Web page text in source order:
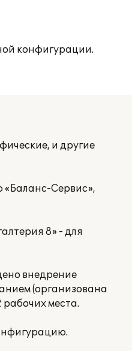
конфигурации.
и другие
«Баланс-Сервис»,
8» - для
внедрение
(организована
рабочих места.